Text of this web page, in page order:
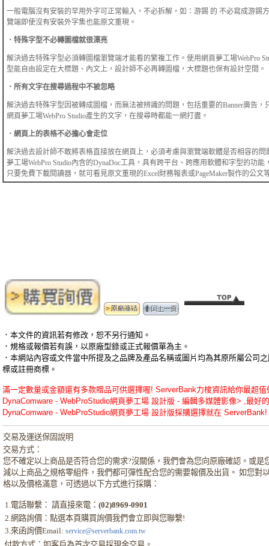
一般電腦沒有安裝的罕用外字可正常輸入，不必拆解，如：游錫 的 不必寫成游錫
覽端即使沒有安裝外字集也能原文重現。
．特殊字型不必轉圖檔就很漂亮
解決過去特殊字型必須轉圖檔瀏覽端才能看的繁複工作。使用網頁夢工場WebPro
型能自由設定在大標題、內文上，設計師不必再轉圖檔，大標題也保有設計空間。
．所有文字在搜尋過程中不被忽略
解決過去特殊字型因被轉成圖檔，而無法被辨識的問題，包括重要的Banner廣告，
網頁夢工場WebPro Studio產生的文字，在搜尋時都能一網打盡。
．網頁上的表格不必擔心會走位
解決過去設計師不敢將表格直接放在網頁上，必須考慮與瀏覽端軟體是否相容的問
夢工場WebPro Studio內含的DynaDoc工具，具有跨平台、跨應用軟體和字型的功能
只要免費下載閱讀器，就可看見原文重現的Excel財務報表或PageMaker製作的公文
．本文件的資訊若有修改，恕不另行通知。
．規格或報價若有誤，以原廠型錄或正式報價單為主。
．本網站內容或文件當中所提及之品牌及產品名稱或圖片均為其原所屬公司
標或註冊商標。
滿一定數量或金額還有多款贈品可供選擇喔! ServerBank力梭資訊給你最超值
DynaComware - WebProStudio網頁夢工場 設計版 - 編輯多媒體影像> ,最好的
DynaComware - WebProStudio網頁夢工場 設計版採購選擇就在 ServerBank!
交易及運送保固說明
交易方式：
您不確定以上商品是否符合您的需求?沒關係，我們會為您向原廠確認。或是
減以上商品之規格零組件，我們都可彈性配合您的需要報價及出貨。 如您對
格以及價格滿意，可透過以下方式進行採購：
1.電話聯繫： 請直接來電：(02)8969-0901
2.網路詢價：點選本頁購買詢價我們會立即與您聯繫!
3.來函詢價Email: service@serverbank.com.tw